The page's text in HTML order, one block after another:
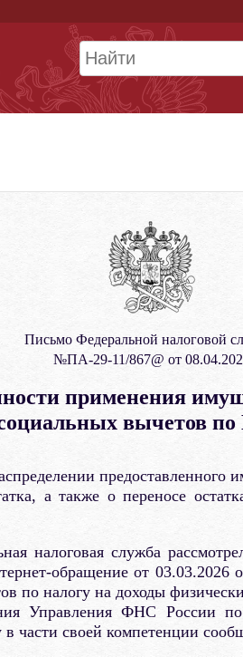
Письмо Федеральной налоговой
№ПА-29-11/867@ от
применения
вычетов
предоставленного
а также о переносе
налоговая служба
обращение от 03.03.2026
по налогу на доходы
Управления ФНС России
в части своей компетенции